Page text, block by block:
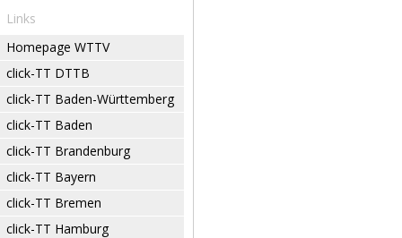
Links
Homepage WTTV
click-TT DTTB
click-TT Baden-Württemberg
click-TT Baden
click-TT Brandenburg
click-TT Bayern
click-TT Bremen
click-TT Hamburg